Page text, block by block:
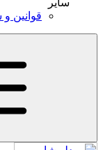
سایر
قوانین